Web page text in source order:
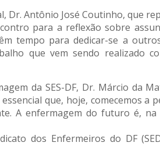
Dr. Antônio José Coutinho, que
para a reflexão sobre
tempo para dedicar-se a
que vem sendo realizado
da SES-DF, Dr. Márcio da
essencial que, hoje, comecemos
A enfermagem do futuro é,
dos Enfermeiros do DF